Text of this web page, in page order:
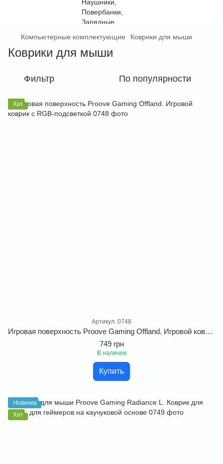
Компьютерные комплектующие Коврики для мыши
Коврики для мыши
Фильтр По популярности
Хит
Артикул: 0748
Игровая поверхность Proove Gaming Offland. Игровой коврик с RGB-подсветкой
749 грн
В наличии
Купить
Новинка
Хит